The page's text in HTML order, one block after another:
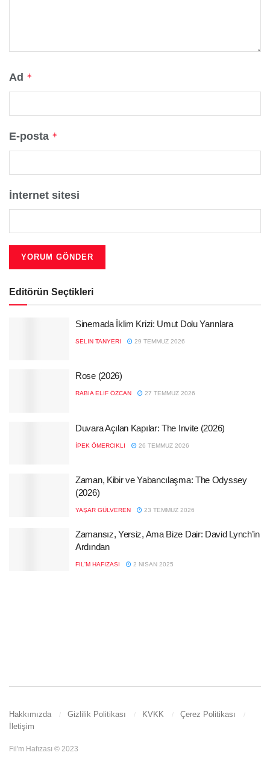
Ad *
E-posta *
İnternet sitesi
Editörün Seçtikleri
Sinemada İklim Krizi: Umut Dolu Yarınlara
SELIN TANYERI 29 TEMMUZ 2026
Rose (2026)
RABIA ELIF ÖZCAN 27 TEMMUZ 2026
Duvara Açılan Kapılar: The Invite (2026)
İPEK ÖMERCIKLI 26 TEMMUZ 2026
Zaman, Kibir ve Yabancılaşma: The Odyssey
(2026)
YAŞAR GÜLVEREN 23 TEMMUZ 2026
Zamansız, Yersiz, Ama Bize Dair: David Lynch’in
Ardından
FIL'M HAFIZASI 2 NISAN 2025
Hakkımızda Gizlilik Politikası KVKK
Çerez Politikası
İletişim
Fil'm Hafızası © 2023